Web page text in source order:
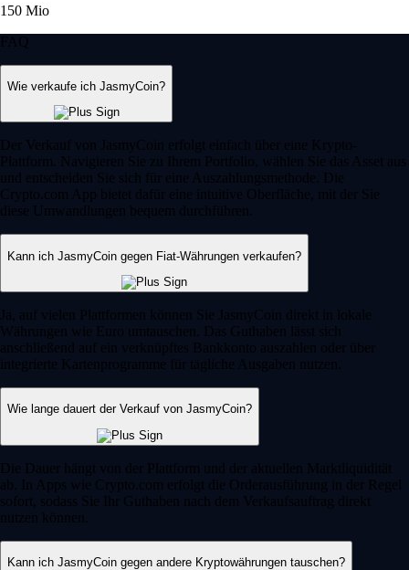
150 Mio
FAQ
Wie verkaufe ich JasmyCoin?
Der Verkauf von JasmyCoin erfolgt einfach über eine Krypto-
Plattform. Navigieren Sie zu Ihrem Portfolio, wählen Sie das Asset aus
und entscheiden Sie sich für eine Auszahlungsmethode. Die
Crypto.com App bietet dafür eine intuitive Oberfläche, mit der Sie
diese Umwandlungen bequem durchführen.
Kann ich JasmyCoin gegen Fiat-Währungen verkaufen?
Ja, auf vielen Plattformen können Sie JasmyCoin direkt in lokale
Währungen wie Euro umtauschen. Das Guthaben lässt sich
anschließend auf ein verknüpftes Bankkonto auszahlen oder über
integrierte Kartenprogramme für tägliche Ausgaben nutzen.
Wie lange dauert der Verkauf von JasmyCoin?
Die Dauer hängt von der Plattform und der aktuellen Marktliquidität
ab. In Apps wie Crypto.com erfolgt die Orderausführung in der Regel
sofort, sodass Sie Ihr Guthaben nach dem Verkaufsauftrag direkt
nutzen können.
Kann ich JasmyCoin gegen andere Kryptowährungen tauschen?